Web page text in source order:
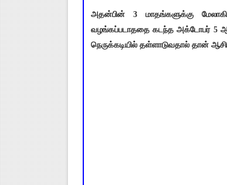
அதன்பின் 3 மாதங்களுக்கு
வழங்கப்படாததை கடந்த அக்டோபர் 5 ஆம்
நெருக்கடியில் தள்ளாடுவதால் தான்